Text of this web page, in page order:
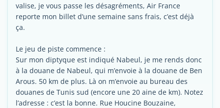
valise, je vous passe les désagréments, Air France
reporte mon billet d’une semaine sans frais, c’est déjà
ça.
Le jeu de piste commence :
Sur mon diptyque est indiqué Nabeul, je me rends donc
à la douane de Nabeul, qui m’envoie à la douane de Ben
Arous. 50 km de plus. Là on m’envoie au bureau des
douanes de Tunis sud (encore une 20 aine de km). Notez
l’adresse : c’est la bonne. Rue Houcine Bouzaine,